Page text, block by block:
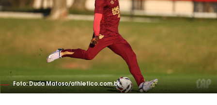
Foto: Duda Matoso/athletico.com.br